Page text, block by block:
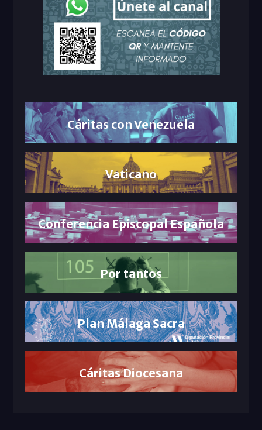
Cáritas con Venezuela
Vaticano
Conferencia Episcopal Española
Por tantos
Plan Málaga Sacra
Cáritas Diocesana